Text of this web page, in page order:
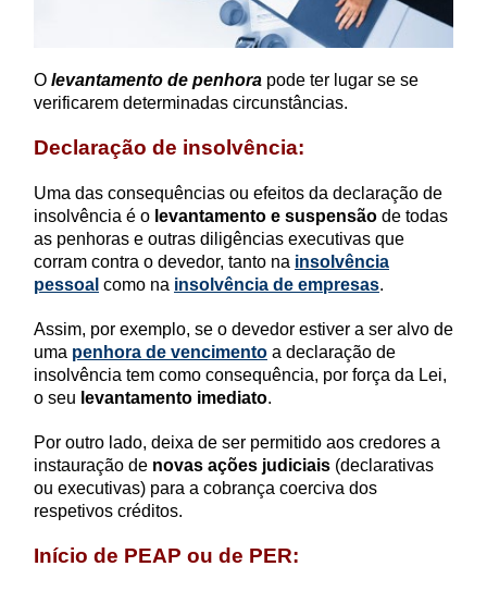
O levantamento de penhora pode ter lugar se se
verificarem determinadas circunstâncias.
Declaração de insolvência:
Uma das consequências ou efeitos da declaração de
insolvência é o levantamento e suspensão de todas
as penhoras e outras diligências executivas que
corram contra o devedor, tanto na insolvência
pessoal como na insolvência de empresas.
Assim, por exemplo, se o devedor estiver a ser alvo de
uma penhora de vencimento a declaração de
insolvência tem como consequência, por força da Lei,
o seu levantamento imediato.
Por outro lado, deixa de ser permitido aos credores a
instauração de novas ações judiciais (declarativas
ou executivas) para a cobrança coerciva dos
respetivos créditos.
Início de PEAP ou de PER: